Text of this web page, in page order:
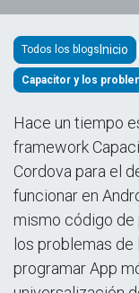
Todos los blogs
Capacitor y los
Hace un tiempo
framework
Cordova para el
funcionar en
mismo código de
los problemas
programar App